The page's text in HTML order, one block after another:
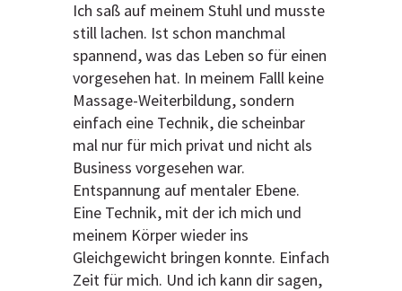
Ich saß auf meinem Stuhl und musste
still lachen. Ist schon manchmal
spannend, was das Leben so für einen
vorgesehen hat. In meinem Falll keine
Massage-Weiterbildung, sondern
einfach eine Technik, die scheinbar
mal nur für mich privat und nicht als
Business vorgesehen war.
Entspannung auf mentaler Ebene.
Eine Technik, mit der ich mich und
meinem Körper wieder ins
Gleichgewicht bringen konnte. Einfach
Zeit für mich. Und ich kann dir sagen,